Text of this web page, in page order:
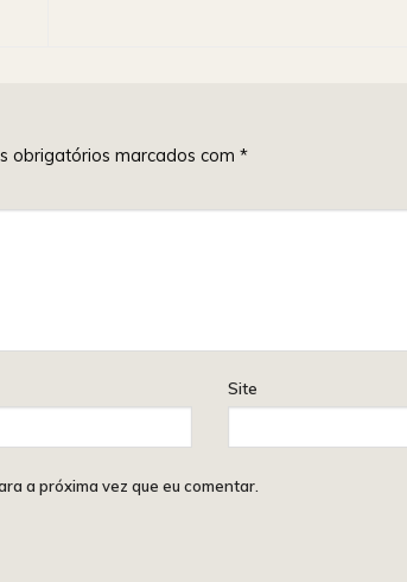
obrigatórios marcados com *
Site
a próxima vez que eu comentar.